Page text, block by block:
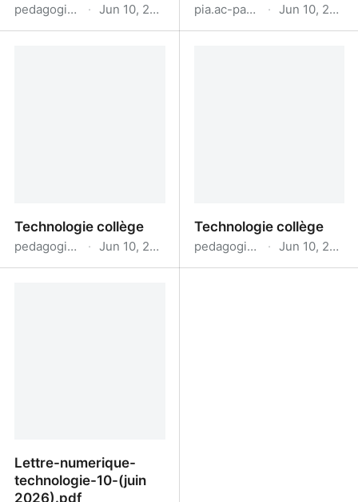
pedagogie.ac-rennes.fr · Jun 10, 2026 pia.ac-paris.fr · Jun 10, 2026
Technologie collège
pedagogie.ac-limoges.fr · Jun 10, 2026
Technologie collège
pedagogie.ac-limoges.fr · Jun 10, 2026
Lettre-numerique-
technologie-10-(juin
2026).pdf